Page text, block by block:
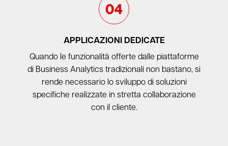
APPLICAZIONI DEDICATE
Quando le funzionalità offerte dalle piattaforme
di Business Analytics tradizionali non bastano, si
rende necessario lo sviluppo di soluzioni
specifiche realizzate in stretta collaborazione
con il cliente.